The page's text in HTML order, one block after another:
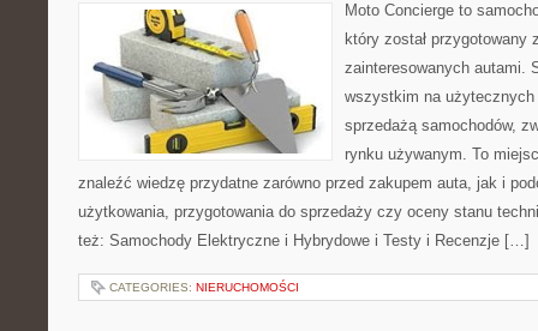
Moto Concierge to
który został przygotowany
zainteresowanych autami.
wszystkim na
sprzedażą samochodów,
rynku używanym. To
znaleźć wiedzę przydatne zarówno przed zakupem auta, jak i
użytkowania, przygotowania do sprzedaży czy oceny stanu
też: Samochody Elektryczne i Hybrydowe i Testy i Recenzje […]
CATEGORIES: NIERUCHOMOŚCI